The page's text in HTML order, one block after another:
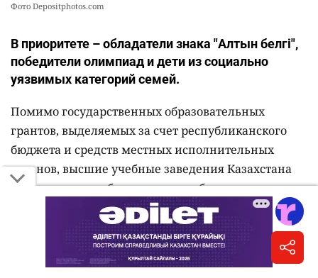
Фото Depositphotos.com
В приоритете – обладатели знака "Алтын белгі",
победители олимпиад и дети из социально
уязвимых категорий семей.
Помимо государственных образовательных
грантов, выделяемых за счет республиканского
бюджета и средств местных исполнительных
органов, высшие учебные заведения Казахстана
предоставляют абитуриентам собственные
образовательные гранты, скидки на оплату
обучения и именные стипендии,сообщает
Министерство науки и высшего образования РК.